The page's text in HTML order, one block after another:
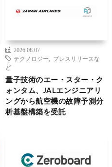
2026.08.07
テクノロジー
プレスリリースな
ど
量子技術のエー・スター・ク
ォンタム、JALエンジニアリ
ングから航空機の故障予測分
析基盤構築を受託